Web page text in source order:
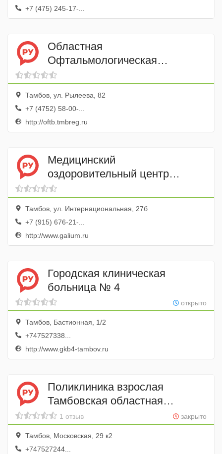
+7 (475) 245-17-...
Областная
Офтальмологическая
Поликлиника
Тамбов, ул. Рылеева, 82
+7 (4752) 58-00-...
http://oftb.tmbreg.ru
Медицинский
оздоровительный центр
Галиум
Тамбов, ул. Интернациональная, 27б
+7 (915) 676-21-...
http://www.galium.ru
Городская клиническая
больница № 4
открыто
Тамбов, Бастионная, 1/2
+747527338...
http://www.gkb4-tambov.ru
Поликлиника взрослая
Тамбовская областная
клиническая больница им. В.Д.
Бабенко
закрыто
1 отзыв
Тамбов, Московская, 29 к2
+747527244...